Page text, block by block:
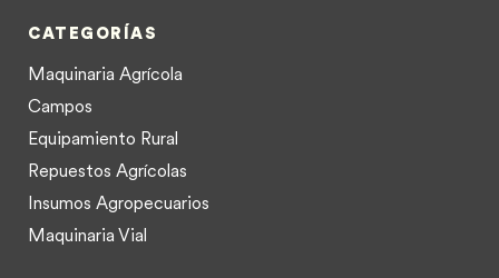
CATEGORÍAS
Maquinaria Agrícola
Campos
Equipamiento Rural
Repuestos Agrícolas
Insumos Agropecuarios
Maquinaria Vial